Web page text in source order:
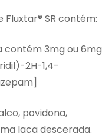
Fluxtar® SR contém:
contém 3mg ou 6mg
2H-1,4-
povidona,
laca descerada.